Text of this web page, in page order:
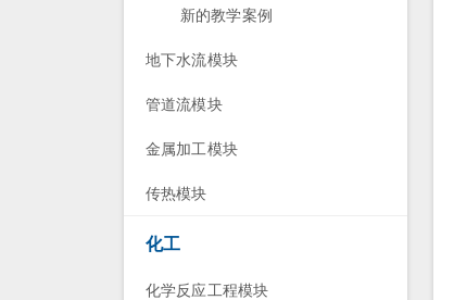
新的教学案例
地下水流模块
管道流模块
金属加工模块
传热模块
化工
化学反应工程模块